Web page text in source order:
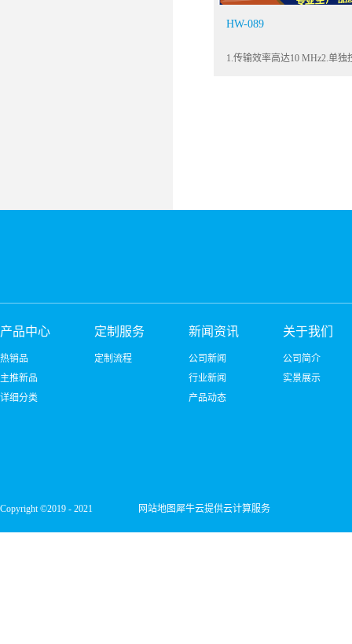
HW-089
1.传输效率高达10 MHz2.单独
产品中心
热销品
主推新品
详细分类
定制服务
定制流程
新闻资讯
公司新闻
行业新闻
产品动态
关于我们
公司简介
实景展示
Copyright ©2019 - 2021 网站地图犀牛云提供云计算服务